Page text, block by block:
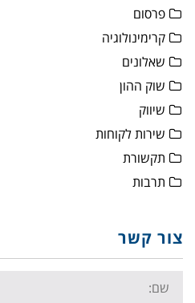
פרסום
קרימינולוגיה
שאלונים
שוק ההון
שיווק
שירות לקוחות
תקשורת
תרבות
צור קשר
Name: